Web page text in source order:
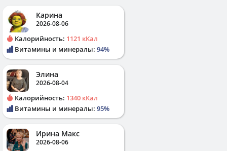
Карина
2026-08-06
Калорийность: 1121 кКал
Витамины и минералы: 94%
Элина
2026-08-04
Калорийность: 1340 кКал
Витамины и минералы: 95%
Ирина Макс
2026-08-06